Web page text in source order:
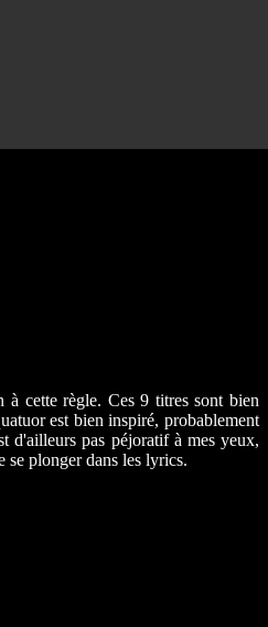
cette règle. Ces 9 titres sont bien
est bien inspiré, probablement
d'ailleurs pas péjoratif à mes yeux,
se plonger dans les lyrics.